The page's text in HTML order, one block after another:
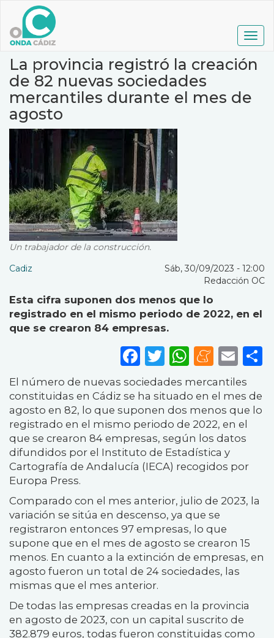
contenido
principal
La provincia registró la creación
de 82 nuevas sociedades
mercantiles durante el mes de
agosto
Un trabajador de la construcción.
Cadiz
Sáb, 30/09/2023 - 12:00
Redacción OC
Esta cifra suponen dos menos que lo
registrado en el mismo periodo de 2022, en el
que se crearon 84 empresas.
Facebook
Twitter
El número de nuevas sociedades mercantiles
constituidas en Cádiz se ha situado en el mes de
agosto en 82, lo que suponen dos menos que lo
registrado en el mismo periodo de 2022, en el
que se crearon 84 empresas, según los datos
difundidos por el Instituto de Estadística y
Cartografía de Andalucía (IECA) recogidos por
Europa Press.
Comparado con el mes anterior, julio de 2023, la
variación se sitúa en descenso, ya que se
registraron entonces 97 empresas, lo que
supone que en el mes de agosto se crearon 15
menos. En cuanto a la extinción de empresas, en
agosto fueron un total de 24 sociedades, las
mismas que el mes anterior.
De todas las empresas creadas en la provincia
en agosto de 2023, con un capital suscrito de
382.879 euros, todas fueron constituidas como